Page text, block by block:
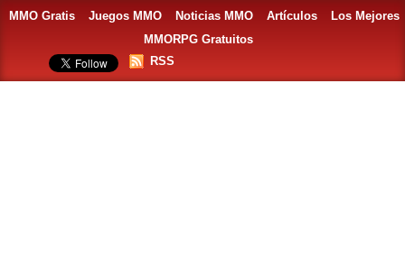
MMO Gratis Juegos MMO Noticias MMO Artículos
Los Mejores
MMORPG Gratuitos
RSS